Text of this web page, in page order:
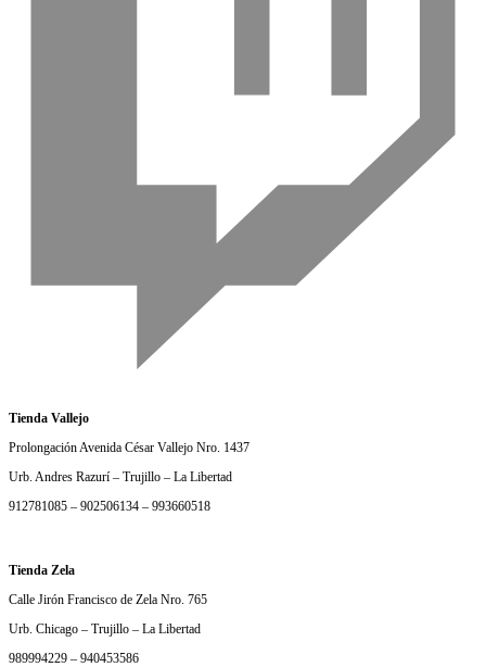
Tienda Vallejo
Prolongación Avenida César Vallejo Nro. 1437
Urb. Andres Razurí – Trujillo – La Libertad
912781085 – 902506134 – 993660518
Tienda Zela
Calle Jirón Francisco de Zela Nro. 765
Urb. Chicago – Trujillo – La Libertad
989994229 – 940453586